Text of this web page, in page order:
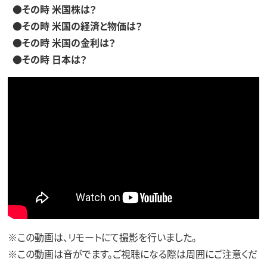
●その時 米国株は？
●その時 米国の経済と物価は？
●その時 米国の金利は？
●その時 日本は？
※この動画は、リモートにて撮影を行いました。
※この動画は音がでます。ご視聴になる際は周囲にご注意くだ